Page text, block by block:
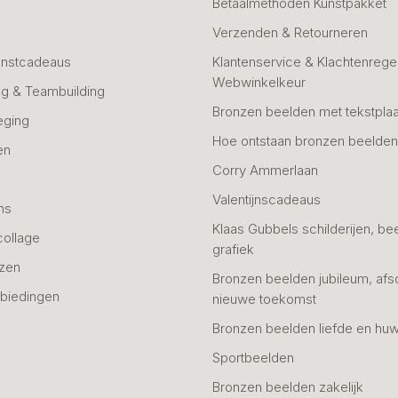
& Teambuilding
Verzenden & Retourneren
Klantenservice &
Webwinkelkeur
Bronzen beelden met
Hoe ontstaan bronzen
Corry Ammerlaan
Valentijnscadeaus
Klaas Gubbels schilderijen,
grafiek
Bronzen beelden jubileum,
nieuwe toekomst
Bronzen beelden liefde en
Sportbeelden
Bronzen beelden zakelijk